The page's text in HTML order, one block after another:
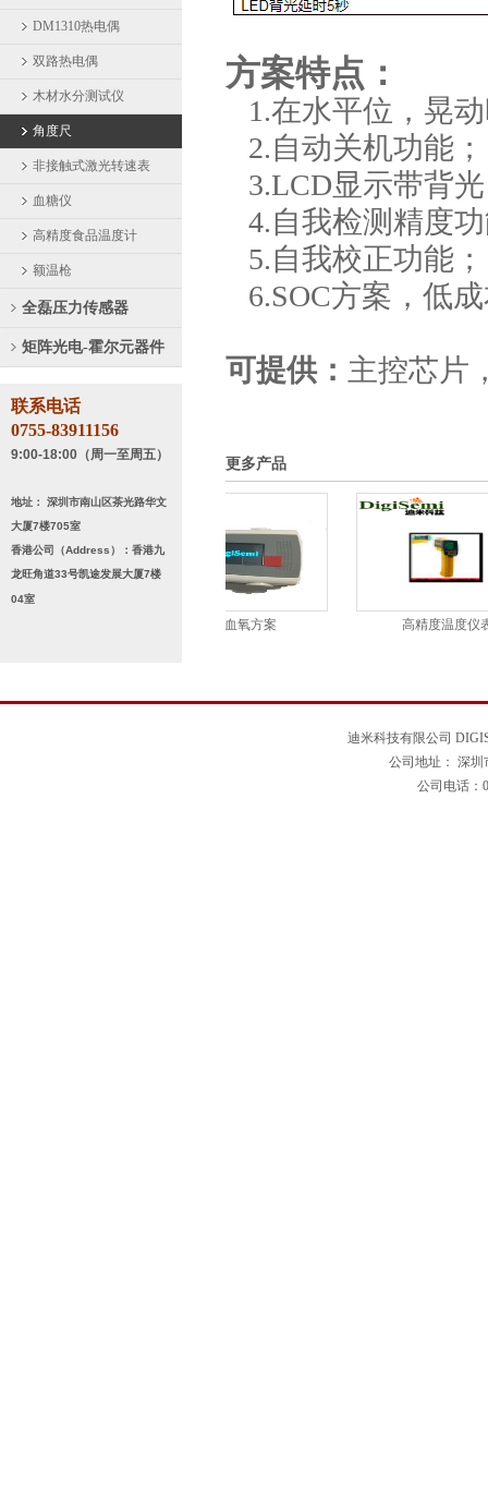
DM1310热电偶
双路热电偶
木材水分测试仪
角度尺
非接触式激光转速表
血糖仪
高精度食品温度计
额温枪
全磊压力传感器
矩阵光电-霍尔元器件
联系电话
0755-83911156
9:00-18:00（周一至周五）
地址： 深圳市南山区茶光路华文
大厦7楼705室
香港公司（Address）：香港九
龙旺角道33号凯途发展大厦7楼
04室
方案特点：
1.在水平位，晃
2.自动关机功能；
3.LCD显示带背
4.自我检测精度
5.自我校正功能；
6.SOC方案，低
可提供： 主控芯片
更多产品
指夹式血氧方案 高精度温度仪表
迪米科技有限公司
公司地址： 深圳
公司电话：